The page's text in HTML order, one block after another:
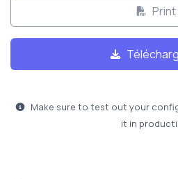
Print
Make sure to test out your
it in